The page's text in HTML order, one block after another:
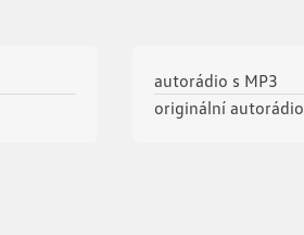
autorádio s MP3
originální autorádio